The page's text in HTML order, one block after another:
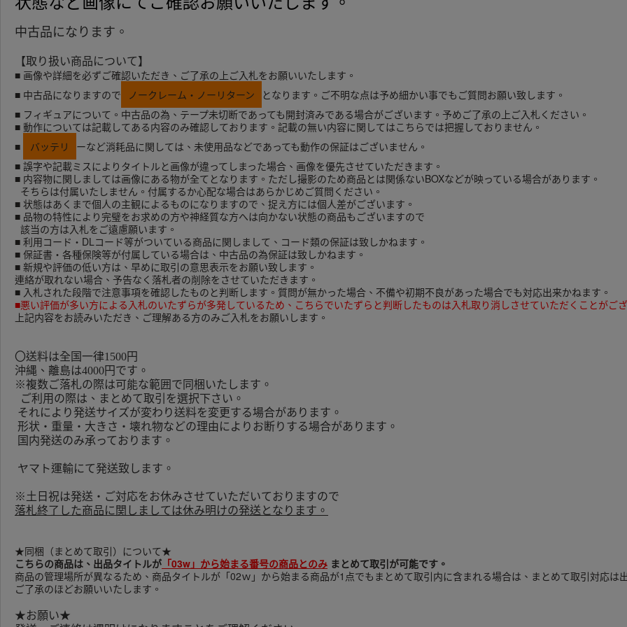
中古品になります。
【取り扱い商品について】
■ 画像や詳細を必ずご確認いただき、ご了承の上ご入札をお願いいたします。
■ 中古品になりますので
ノークレーム・ノーリターン
となります。ご不明な点は予め細かい事でもご質問お願い致します。
■ フィギュアについて。中古品の為、テープ未切断であっても開封済みである場合がございます。予めご了承の上ご入札ください。
■ 動作については記載してある内容のみ確認しております。記載の無い内容に関してはこちらでは把握しておりません。
■
バッテリ
ーなど消耗品に関しては、未使用品などであっても動作の保証はございません。
■ 誤字や記載ミスによりタイトルと画像が違ってしまった場合、画像を優先させていただきます。
■ 内容物に関しましては画像にある物が全てとなります。ただし撮影のため商品とは関係ないBOXなどが映っている場合があります。
そちらは付属いたしません。付属するか心配な場合はあらかじめご質問ください。
■ 状態はあくまで個人の主観によるものになりますので、捉え方には個人差がございます。
■ 品物の特性により完璧をお求めの方や神経質な方へは向かない状態の商品もございますので
該当の方は入札をご遠慮願います。
■ 利用コード・DLコード等がついている商品に関しまして、コード類の保証は致しかねます。
■ 保証書・各種保険等が付属している場合は、中古品の為保証は致しかねます。
■ 新規や評価の低い方は、早めに取引の意思表示をお願い致します。
連絡が取れない場合、予告なく落札者の削除をさせていただきます。
■ 入札された段階で注意事項を確認したものと判断します。質問が無かった場合、不備や初期不良があった場合でも対応出来かねます。
■悪い評価が多い方による入札のいたずらが多発しているため、こちらでいたずらと判断したものは入札取り消しさせていただくことがご
上記内容をお読みいただき、ご理解ある方のみご入札をお願いします。
〇送料は全国一律1500円
沖縄、離島は4000円です。
※複数ご落札の際は可能な範囲で同梱いたします。
ご利用の際は、まとめて取引を選択下さい。
それにより発送サイズが変わり送料を変更する場合があります。
形状・重量・大きさ・壊れ物などの理由によりお断りする場合があります。
国内発送のみ承っております。
ヤマト運輸にて発送致します。
※土日祝は発送・ご対応をお休みさせていただいておりますので
落札終了した商品に関しましては休み明けの発送となります。
★同梱（まとめて取引）について★
こちらの商品は、出品タイトルが 「03w」から始まる番号の商品とのみ まとめて取引が可能です。
商品の管理場所が異なるため、商品タイトルが「02ｗ」から始まる商品が1点でもまとめて取引内に含まれる場合は、まとめて取引対応は
ご了承のほどお願いいたします。
★お願い★